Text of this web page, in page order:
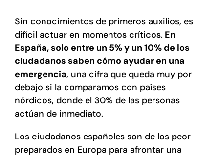
Sin conocimientos de primeros auxilios, es
difícil actuar en momentos críticos. En
España, solo entre un 5% y un 10% de los
ciudadanos saben cómo ayudar en una
emergencia, una cifra que queda muy por
debajo si la comparamos con países
nórdicos, donde el 30% de las personas
actúan de inmediato.
Los ciudadanos españoles son de los peor
preparados en Europa para afrontar una